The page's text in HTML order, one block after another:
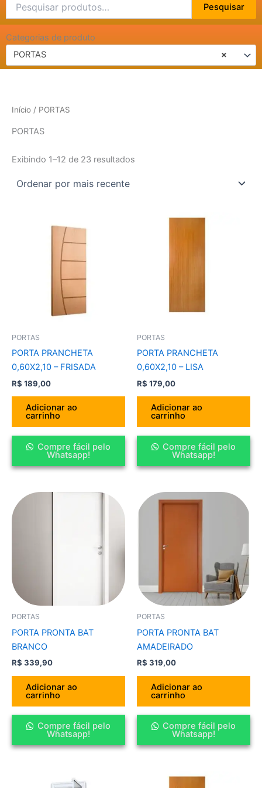
por:
Pesquisar
Categorias de produto
×
PORTAS
Início / PORTAS
PORTAS
Exibindo 1–12 de 23 resultados
PORTAS
PORTA PRANCHETA
0,60X2,10 – FRISADA
R$ 189,00
Adicionar ao
carrinho
Compre fácil pelo
Whatsapp!
PORTAS
PORTA PRANCHETA
0,60X2,10 – LISA
R$ 179,00
Adicionar ao
carrinho
Compre fácil pelo
Whatsapp!
PORTAS
PORTA PRONTA BAT
BRANCO
R$ 339,90
Adicionar ao
carrinho
Compre fácil pelo
Whatsapp!
PORTAS
PORTA PRONTA BAT
AMADEIRADO
R$ 319,00
Adicionar ao
carrinho
Compre fácil pelo
Whatsapp!